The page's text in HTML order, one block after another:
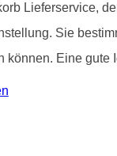
Lieferservice,
Sie
Eine